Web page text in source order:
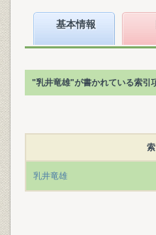
基本情報
"乳井竜雄"が書かれている索引
乳井竜雄